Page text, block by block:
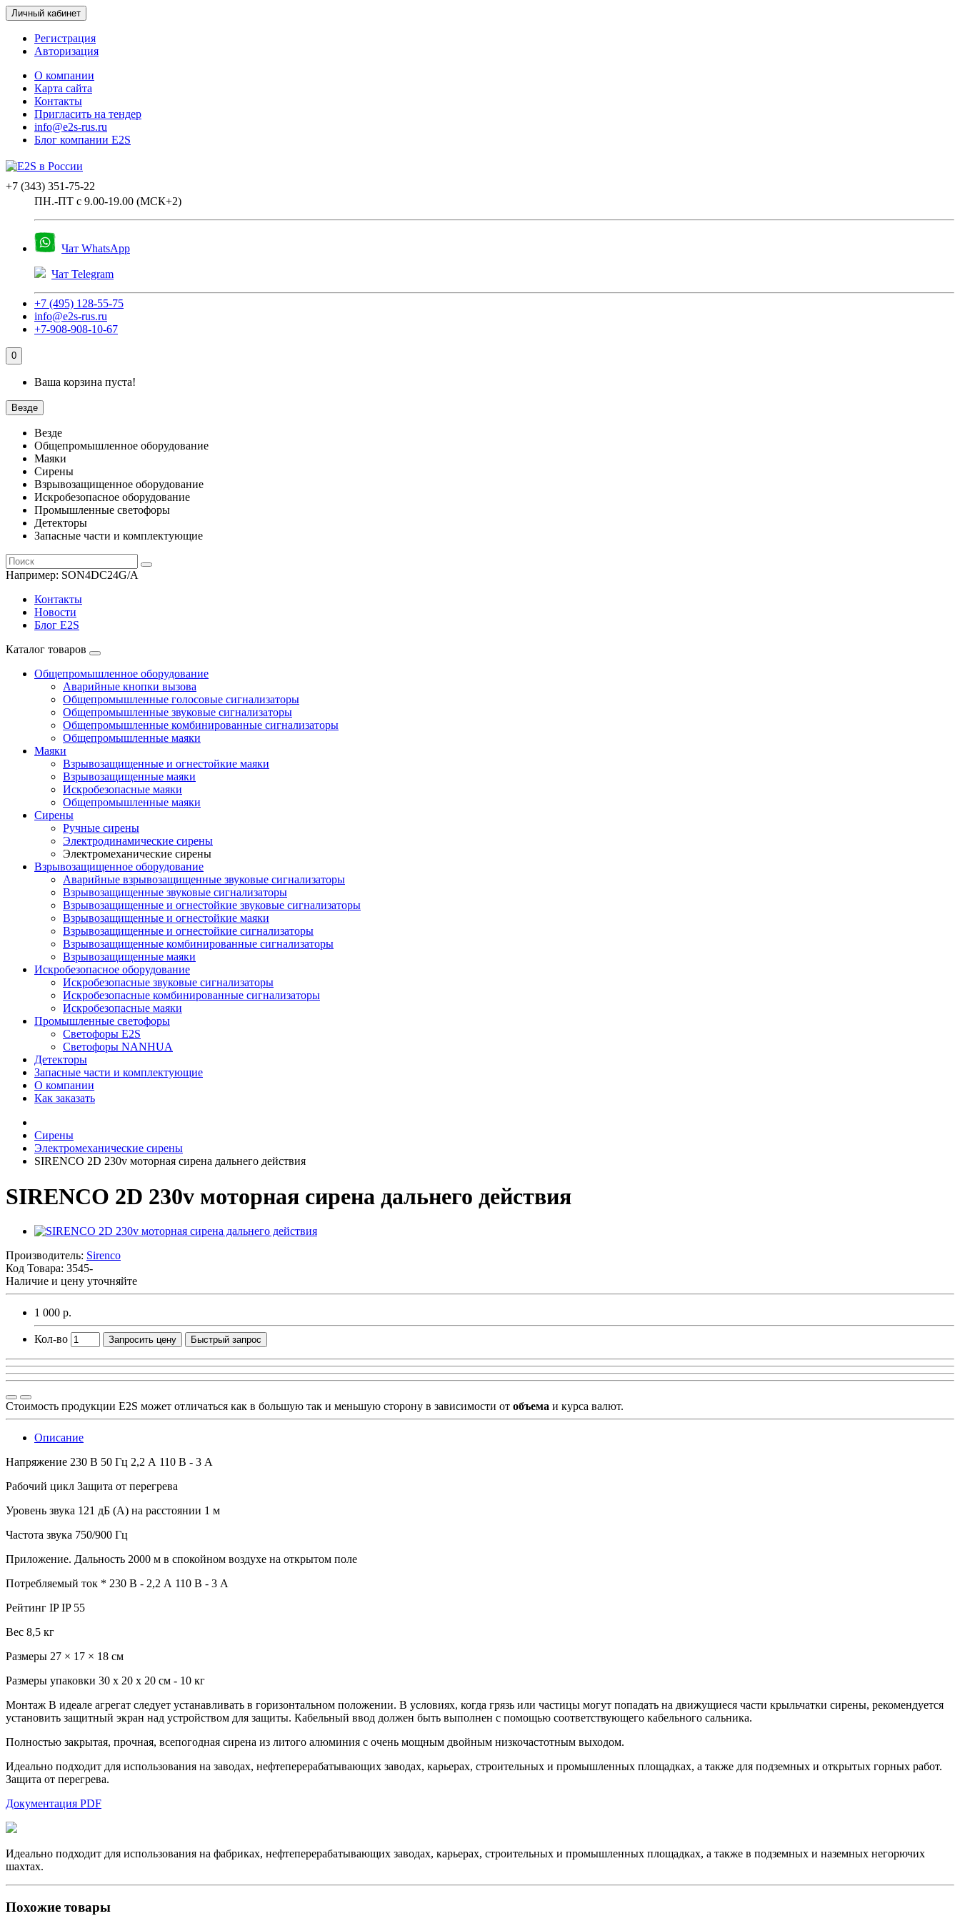
Личный кабинет
Регистрация
Авторизация
О компании
Карта сайта
Контакты
Пригласить на тендер
info@e2s-rus.ru
Блог компании E2S
+7 (343) 351-75-22
ПН.-ПТ с 9.00-19.00 (МСК+2)
Чат WhatsApp
Чат Telegram
+7 (495) 128-55-75
info@e2s-rus.ru
+7-908-908-10-67
0
Ваша корзина пуста!
Везде
Везде
Общепромышленное оборудование
Маяки
Сирены
Взрывозащищенное оборудование
Искробезопасное оборудование
Промышленные светофоры
Детекторы
Запасные части и комплектующие
Например: SON4DC24G/A
Контакты
Новости
Блог E2S
Каталог товаров
Общепромышленное оборудование
Аварийные кнопки вызова
Общепромышленные голосовые сигнализаторы
Общепромышленные звуковые сигнализаторы
Общепромышленные комбинированные сигнализаторы
Общепромышленные маяки
Маяки
Взрывозащищенные и огнестойкие маяки
Взрывозащищенные маяки
Искробезопасные маяки
Общепромышленные маяки
Сирены
Ручные сирены
Электродинамические сирены
Электромеханические сирены
Взрывозащищенное оборудование
Аварийные взрывозащищенные звуковые сигнализаторы
Взрывозащищенные звуковые сигнализаторы
Взрывозащищенные и огнестойкие звуковые сигнализаторы
Взрывозащищенные и огнестойкие маяки
Взрывозащищенные и огнестойкие сигнализаторы
Взрывозащищенные комбинированные сигнализаторы
Взрывозащищенные маяки
Искробезопасное оборудование
Искробезопасные звуковые сигнализаторы
Искробезопасные комбинированные сигнализаторы
Искробезопасные маяки
Промышленные светофоры
Светофоры E2S
Светофоры NANHUA
Детекторы
Запасные части и комплектующие
О компании
Как заказать
Сирены
Электромеханические сирены
SIRENCO 2D 230v моторная сирена дальнего действия
SIRENCO 2D 230v моторная сирена дальнего действия
Производитель: Sirenco
Код Товара: 3545-
Наличие и цену уточняйте
1 000 р.
Кол-во Запросить цену Быстрый запрос
Стоимость продукции E2S может отличаться как в большую так и меньшую сторону в зависимости от объема и курса валют.
Описание
Напряжение 230 В 50 Гц 2,2 А 110 В - 3 А
Рабочий цикл Защита от перегрева
Уровень звука 121 дБ (A) на расстоянии 1 м
Частота звука 750/900 Гц
Приложение. Дальность 2000 м в спокойном воздухе на открытом поле
Потребляемый ток * 230 В - 2,2 А 110 В - 3 А
Рейтинг IP IP 55
Вес 8,5 кг
Размеры 27 × 17 × 18 см
Размеры упаковки 30 x 20 x 20 см - 10 кг
Монтаж В идеале агрегат следует устанавливать в горизонтальном положении. В условиях, когда грязь или частицы могут попадать на движущиеся части крыльчатки сирены, рекомендуется
установить защитный экран над устройством для защиты. Кабельный ввод должен быть выполнен с помощью соответствующего кабельного сальника.
Полностью закрытая, прочная, всепогодная сирена из литого алюминия с очень мощным двойным низкочастотным выходом.
Идеально подходит для использования на заводах, нефтеперерабатывающих заводах, карьерах, строительных и промышленных площадках, а также для подземных и открытых горных работ.
Защита от перегрева.
Документация PDF
Идеально подходит для использования на фабриках, нефтеперерабатывающих заводах, карьерах, строительных и промышленных площадках, а также в подземных и наземных негорючих
шахтах.
Похожие товары